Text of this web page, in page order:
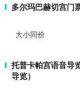
多尔玛巴赫切宫门
大小同价
托普卡帕宫语音导
导览）